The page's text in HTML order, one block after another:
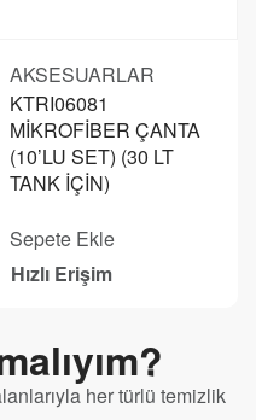
AKSESUARLAR
KTRI06081
MİKROFİBER ÇANTA
(10’LU SET) (30 LT
TANK İÇİN)
Sepete Ekle
Hızlı Erişim
her türlü temizlik